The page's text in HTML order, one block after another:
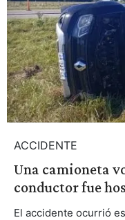
ACCIDENTE
Una camioneta
conductor fue
El accidente ocurrió